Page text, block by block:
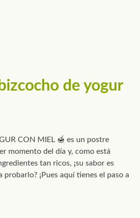
de yogur
CON MIEL 🍯 es un postre
momento del día y, como está
tan ricos, ¡su sabor es
probarlo? ¡Pues aquí tienes el paso a